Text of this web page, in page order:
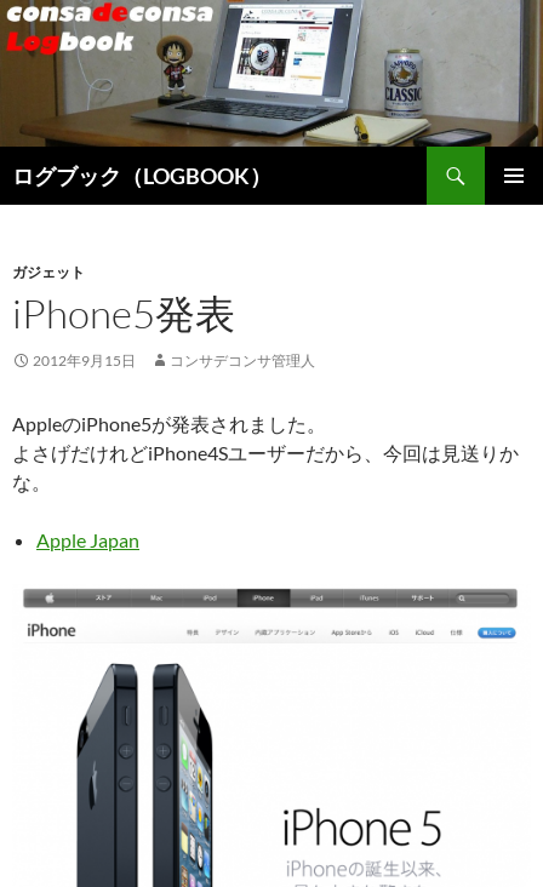
ログブック（LOGBOOK）
索
ン
ツ
キ
プ
ガジェット
iPhone5発表
2012年9月15日 コンサデコンサ管理人
AppleのiPhone5が発表されました。
よさげだけれどiPhone4Sユーザーだから、今回は見送りか
な。
Apple Japan